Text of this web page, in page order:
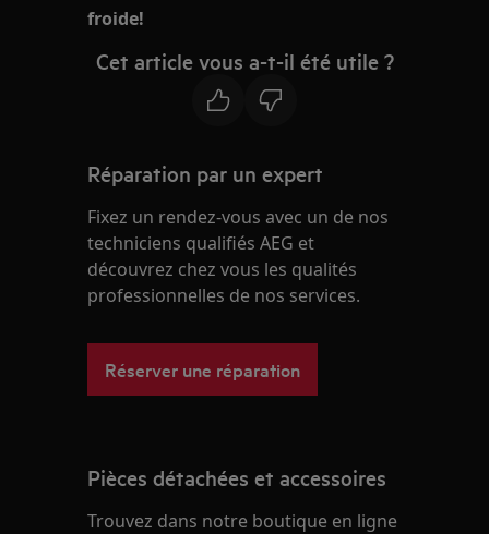
froide!
Cet article vous a-t-il été utile ?
Réparation par un expert
Fixez un rendez-vous avec un de nos
techniciens qualifiés AEG et
découvrez chez vous les qualités
professionnelles de nos services.
Réserver une réparation
Pièces détachées et accessoires
Trouvez dans notre boutique en ligne